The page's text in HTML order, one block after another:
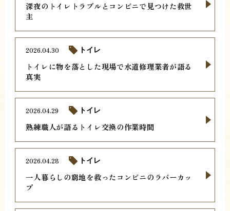
深夜のトイレトラブルとコンビニで見つけた救世
主
トイレに物を落とした現場で水道修理業者が語る
真実
2026.04.30 トイレ
熟練職人が語るトイレ交換の作業時間
2026.04.29 トイレ
一人暮らしの窮地を救ったコンビニのラバーカッ
プ
2026.04.28 トイレ